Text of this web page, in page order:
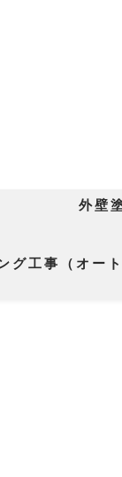
壁塗装
グ工事（オー